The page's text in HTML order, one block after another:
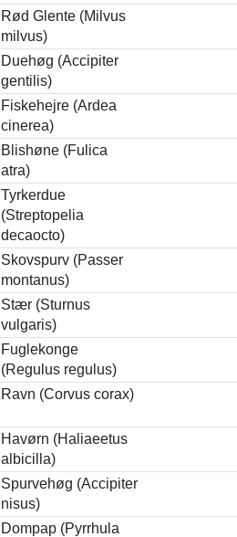
Rød Glente (Milvus
milvus)
Duehøg (Accipiter
gentilis)
Fiskehejre (Ardea
cinerea)
Blishøne (Fulica
atra)
Tyrkerdue
(Streptopelia
decaocto)
Skovspurv (Passer
montanus)
Stær (Sturnus
vulgaris)
Fuglekonge
(Regulus regulus)
Ravn (Corvus corax)
Havørn (Haliaeetus
albicilla)
Spurvehøg (Accipiter
nisus)
Dompap (Pyrrhula